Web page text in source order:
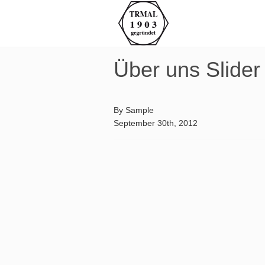
Über uns Slider
By Sample
September 30th, 2012